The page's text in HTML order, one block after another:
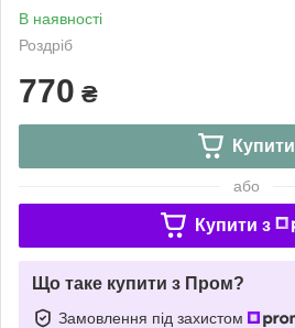
В наявності
Роздріб
770 ₴
Купити
або
Купити з
Що таке купити з Пром?
Замовлення під захистом